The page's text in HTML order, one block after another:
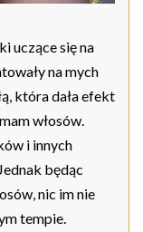
uczące się na
na mych
która dała efekt
włosów.
i innych
będąc
nic im nie
tempie.